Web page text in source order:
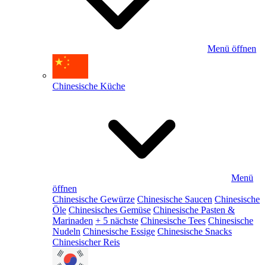
Menü öffnen
Chinesische Küche
Menü
öffnen
Chinesische Gewürze Chinesische Saucen Chinesische
Öle Chinesisches Gemüse Chinesische Pasten &
Marinaden + 5 nächste Chinesische Tees Chinesische
Nudeln Chinesische Essige Chinesische Snacks
Chinesischer Reis